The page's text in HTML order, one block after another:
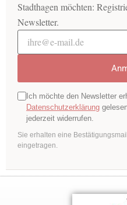
Stadthagen möchten:
Newsletter.
E-Mail-Adresse
Ich möchte den Newsletter
Datenschutzerklärung
jederzeit widerrufen.
Sie erhalten eine
eingetragen.